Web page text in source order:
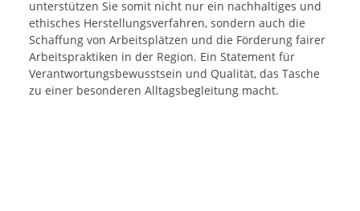
unterstützen Sie somit nicht nur ein nachhaltiges und
ethisches Herstellungsverfahren, sondern auch die
Schaffung von Arbeitsplätzen und die Förderung fairer
Arbeitspraktiken in der Region. Ein Statement für
Verantwortungsbewusstsein und Qualität, das Tasche
zu einer besonderen Alltagsbegleitung macht.